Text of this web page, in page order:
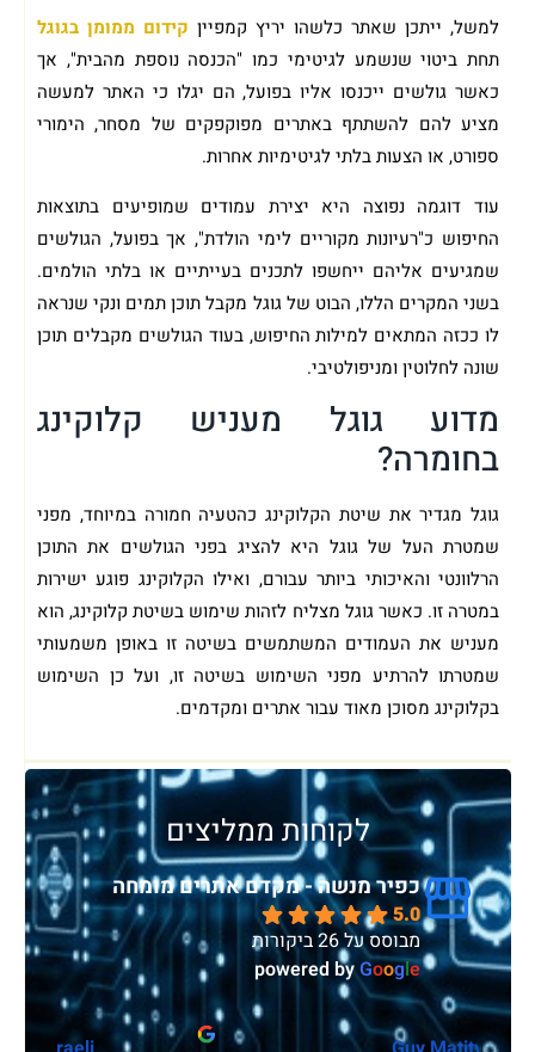
למשל, ייתכן שאתר כלשהו יריץ קמפיין קידום ממומן בגוגל
תחת ביטוי שנשמע לגיטימי כמו "הכנסה נוספת מהבית", אך
כאשר גולשים ייכנסו אליו בפועל, הם יגלו כי האתר למעשה
מציע להם להשתתף באתרים מפוקפקים של מסחר, הימורי
ספורט, או הצעות בלתי לגיטימיות אחרות.
עוד דוגמה נפוצה היא יצירת עמודים שמופיעים בתוצאות
החיפוש כ"רעיונות מקוריים לימי הולדת", אך בפועל, הגולשים
שמגיעים אליהם ייחשפו לתכנים בעייתיים או בלתי הולמים.
בשני המקרים הללו, הבוט של גוגל מקבל תוכן תמים ונקי שנראה
לו ככזה המתאים למילות החיפוש, בעוד הגולשים מקבלים תוכן
שונה לחלוטין ומניפולטיבי.
מדוע גוגל מעניש קלוקינג
בחומרה?
גוגל מגדיר את שיטת הקלוקינג כהטעיה חמורה במיוחד, מפני
שמטרת העל של גוגל היא להציג בפני הגולשים את התוכן
הרלוונטי והאיכותי ביותר עבורם, ואילו הקלוקינג פוגע ישירות
במטרה זו. כאשר גוגל מצליח לזהות שימוש בשיטת קלוקינג, הוא
מעניש את העמודים המשתמשים בשיטה זו באופן משמעותי
שמטרתו להרתיע מפני השימוש בשיטה זו, ועל כן השימוש
בקלוקינג מסוכן מאוד עבור אתרים ומקדמים.
לקוחות ממליצים
כפיר מנשה - מקדם אתרים מומחה
5.0
מבוסס על 26 ביקורות
powered byGoogle